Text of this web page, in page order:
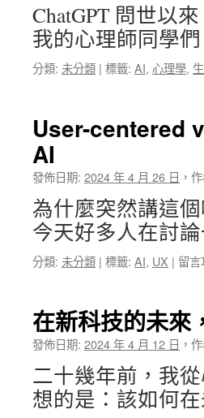
ChatGPT 問世以
我的心理師同學
分類: 未分類 | 標籤: AI, 心理學,
User-centered
AI
發佈日期: 2024 年 4 月 26 日 ，
為什麼突然講這
今天好多人在討
分類: 未分類 | 標籤: AI, UX | 在
vs.
User
the
era
of
留
在新科技的未來
發佈日期: 2024 年 4 月 12 日 ，
二十幾年前，我
想的是：該如何